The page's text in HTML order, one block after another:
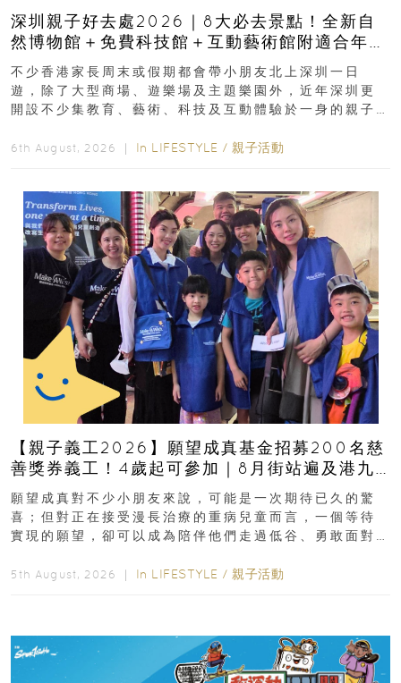
深圳親子好去處2026｜8大必去景點！全新自
然博物館＋免費科技館＋互動藝術館附適合年
齡、交通、門票、開放時間
不少香港家長周末或假期都會帶小朋友北上深圳一日
遊，除了大型商場、遊樂場及主題樂園外，近年深圳更
開設不少集教育、藝術、科技及互動體驗於一身的親子
6th August, 2026 ｜ In LIFESTYLE / 親子活動
【親子義工2026】願望成真基金招募200名慈
善獎券義工！4歲起可參加｜8月街站遍及港九
新界
願望成真對不少小朋友來說，可能是一次期待已久的驚
喜；但對正在接受漫長治療的重病兒童而言，一個等待
實現的願望，卻可以成為陪伴他們走過低谷、勇敢面對
5th August, 2026 ｜ In LIFESTYLE / 親子活動